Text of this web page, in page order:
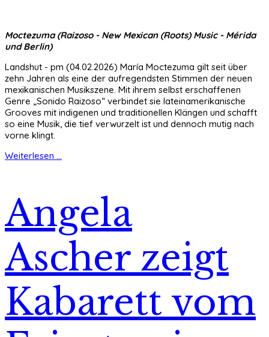
Moctezuma (Raizoso - New Mexican (Roots) Music - Mérida
und Berlin)
Landshut - pm (04.02.2026) María Moctezuma gilt seit über
zehn Jahren als eine der aufregendsten Stimmen der neuen
mexikanischen Musikszene. Mit ihrem selbst erschaffenen
Genre „Sonido Raizoso“ verbindet sie lateinamerikanische
Grooves mit indigenen und traditionellen Klängen und schafft
so eine Musik, die tief verwurzelt ist und dennoch mutig nach
vorne klingt.
Weiterlesen ...
Angela
Ascher zeigt
Kabarett vom